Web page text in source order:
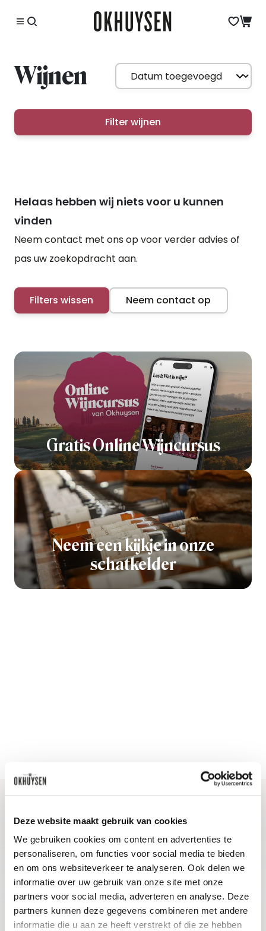
Deze website maakt gebruik van cookies
We gebruiken cookies om content en advertenties te
personaliseren, om functies voor social media te bieden
en om ons websiteverkeer te analyseren. Ook delen we
informatie over uw gebruik van onze site met onze
partners voor social media, adverteren en analyse. Deze
partners kunnen deze gegevens combineren met andere
informatie die u aan ze heeft verstrekt of die ze hebben
Wijnen
Filter wijnen
Helaas hebben wij niets voor u kunnen
vinden
Neem contact met ons op voor verder advies of
pas uw zoekopdracht aan.
Filters wissen Neem contact op
Gratis Online Wijncursus
Neem een kijkje in onze
schatkelder
Blijf op de hoogte
Ontvang het laatste wijnnieuws, proeverijen en
evenementen
E-mailadres